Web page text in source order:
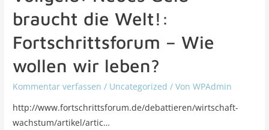
braucht die Welt!:
Fortschrittsforum – Wie
wollen wir leben?
Kommentar verfassen / Uncategorized / VonWPAdmin
http://www.fortschrittsforum.de/debattieren/wirtschaft-
wachstum/artikel/artic…